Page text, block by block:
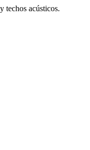
techos acústicos.